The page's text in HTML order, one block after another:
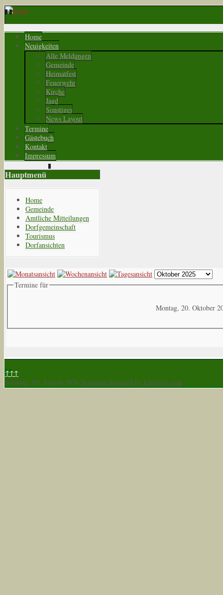
Home
Neuigkeiten
Alle Meldungen
Gemeinde
Heimatfest
Feuerwehr
Kirche
Jagd
Sonstiges
News Layout
Termine
Gästebuch
Kontakt
Impressum
Hauptmenü
Home
Gemeinde
Amtliche Mitteilungen
Dorfgemeinschaft
Tourismus
Dorfansichten
Termine für
Montag, 20. Oktober
↑↑↑
Sonntag, 09. August 2026 Template designed by LernVid.com